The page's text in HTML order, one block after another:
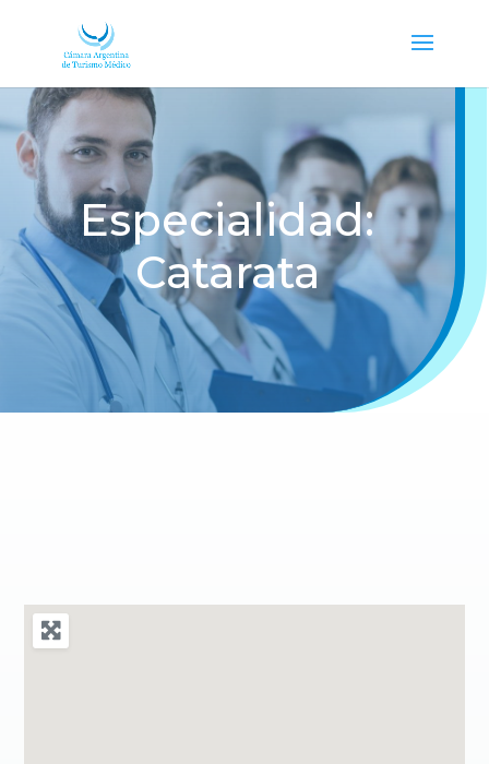
Especialidad:
Catarata